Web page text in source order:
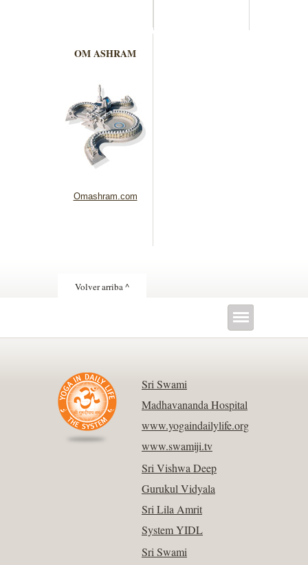
OM ASHRAM
Omashram.com
Volver arriba ^
Sri Swami
Madhavananda Hospital
www.yogaindailylife.org
www.swamiji.tv
Sri Vishwa Deep
Gurukul Vidyala
Sri Lila Amrit
System YIDL
Sri Swami